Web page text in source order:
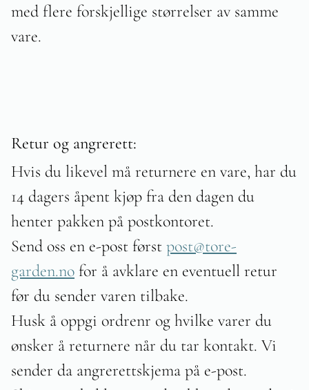
med flere forskjellige størrelser av samme
vare.
Retur og angrerett:
Hvis du likevel må returnere en vare, har du
14 dagers åpent kjøp fra den dagen du
henter pakken på postkontoret.
Send oss en e-post først post@tore-
garden.no for å avklare en eventuell retur
før du sender varen tilbake.
Husk å oppgi ordrenr og hvilke varer du
ønsker å returnere når du tar kontakt. Vi
sender da angrerettskjema på e-post.